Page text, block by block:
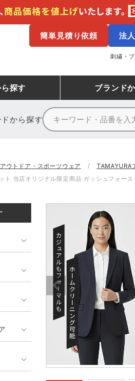
簡単見積り依頼 法
刺繍・
ロシャツ
小物・アクセサリー類
ェア・ヒートウェア
探す
ョンウェアランキング 作業用
ティア ランキング
ネーム
作業着
ニット
ファ
防寒
ブランド
寅壱 アイト
GUSH FORCE CUP
ハイパーV 丸五
エアークラフト 自重堂
中塚被服 イー
福山ゴム工業
ビッ
社
ォーム 運送・
から探す
アウトドア・スポーツウェア TAMAYURA
ト 当店オリジナル限定商品 ガッシュフォー